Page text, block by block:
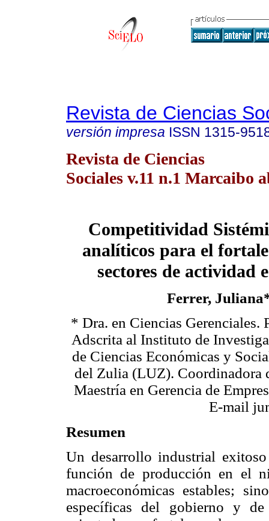
Revista de Ciencias
versión impresa ISSN 1315-
Revista de Ciencias
Sociales v.11 n.1 Marcaibo
Competitividad
analíticos para el
sectores de actividad
Ferrer,
* Dra. en Ciencias Gerenciales.
Adscrita al Instituto de
de Ciencias Económicas y
del Zulia (LUZ). Coordinadora
Maestría en Gerencia de
E-mail
Resumen
Un desarrollo industrial
función de producción en el
macroeconómicas estables;
específicas del gobierno y de